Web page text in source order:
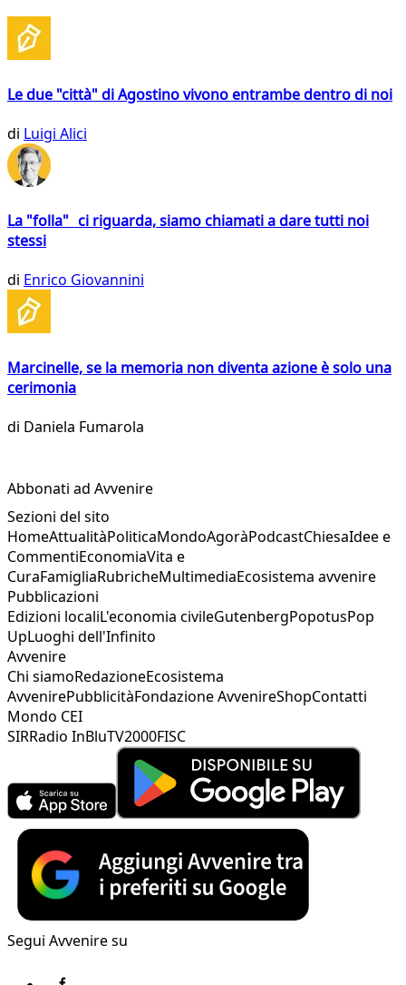
Le due "città" di Agostino vivono entrambe dentro di noi
di Luigi Alici
La "folla" ci riguarda, siamo chiamati a dare tutti noi
stessi
di Enrico Giovannini
Marcinelle, se la memoria non diventa azione è solo una
cerimonia
di Daniela Fumarola
Abbonati ad Avvenire
Sezioni del sito
HomeAttualitàPoliticaMondoAgoràPodcastChiesaIdee e
CommentiEconomiaVita e
CuraFamigliaRubricheMultimediaEcosistema avvenire
Pubblicazioni
Edizioni localiL'economia civileGutenbergPopotusPop
UpLuoghi dell'Infinito
Avvenire
Chi siamoRedazioneEcosistema
AvvenirePubblicitàFondazione AvvenireShopContatti
Mondo CEI
SIRRadio InBluTV2000FISC
Segui Avvenire su